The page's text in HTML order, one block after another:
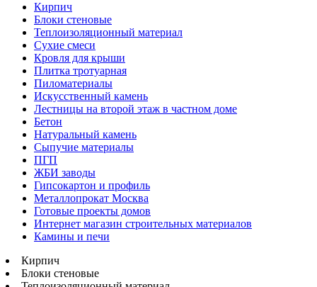
Кирпич
Блоки стеновые
Теплоизоляционный материал
Сухие смеси
Кровля для крыши
Плитка тротуарная
Пиломатериалы
Искусственный камень
Лестницы на второй этаж в частном доме
Бетон
Натуральный камень
Сыпучие материалы
ПГП
ЖБИ заводы
Гипсокартон и профиль
Металлопрокат Москва
Готовые проекты домов
Интернет магазин строительных материалов
Камины и печи
Кирпич
Блоки стеновые